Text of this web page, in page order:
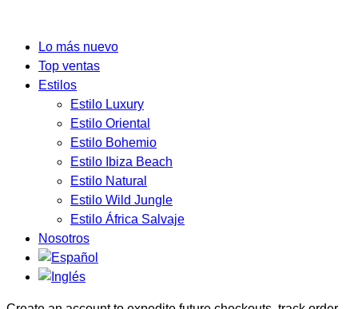
Lo más nuevo
Top ventas
Estilos
Estilo Luxury
Estilo Oriental
Estilo Bohemio
Estilo Ibiza Beach
Estilo Natural
Estilo Wild Jungle
Estilo África Salvaje
Nosotros